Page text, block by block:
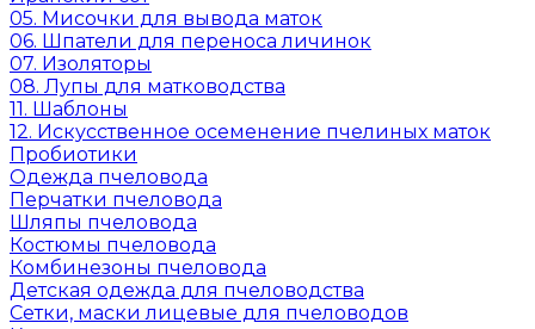
05. Мисочки для вывода маток
06. Шпатели для переноса личинок
07. Изоляторы
08. Лупы для матководства
11. Шаблоны
12. Искусственное осеменение пчелиных маток
Пробиотики
Одежда пчеловода
Перчатки пчеловода
Шляпы пчеловода
Костюмы пчеловода
Комбинезоны пчеловода
Детская одежда для пчеловодства
Сетки, маски лицевые для пчеловодов